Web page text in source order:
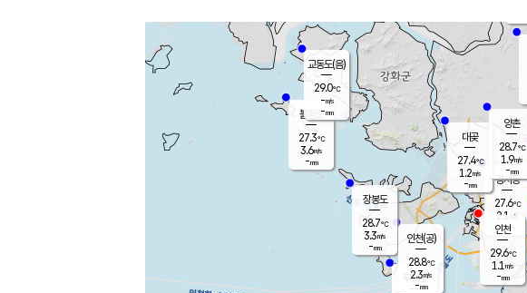
무의도
볼음도
27.3℃
3.6m/s
-mm
장봉도
28.7℃
3.3m/s
-mm
경서동
27.6℃
2.1 m/s
-mm
대곶
27.4℃
1.2m/s
-mm
양촌
28.7℃
1.9m/s
-mm
인천(공)
28.8℃
2.3m/s
-mm
교동도(음)
29.0℃
-m/s
-mm
인천
29.6℃
1.1 m/s
-mm